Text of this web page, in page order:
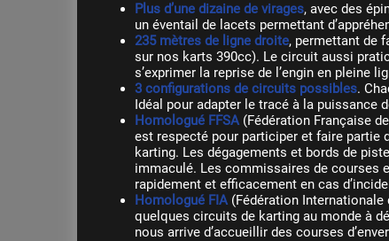
Plus d’une dizaine de virages, avec des
un éventail de lacets permettant
235 mètres de ligne droite, permettant de
sur nos karts 390cc). Le circuit aussi
s’exprimer la reprise de l’engin en pleine
3 configurations de circuits possibles.
Idéal pour adapter le tracé à la puissance
Homologué FFSA(Fédération Française
est respecté pour participer et faire
karting. Les dégagements et bords de
immaculé. Les commissaires de courses
rapidement et efficacement en cas
Homologué FIA(Fédération Internationale
quelques circuits de karting au monde à
nous arrive d’accueillir des courses